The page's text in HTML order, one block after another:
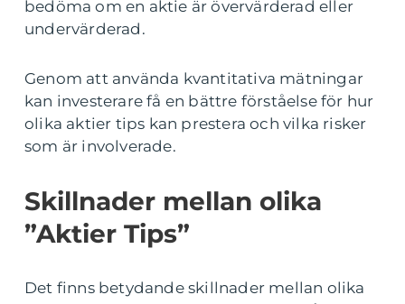
bedöma om en aktie är övervärderad eller
undervärderad.
Genom att använda kvantitativa mätningar
kan investerare få en bättre förståelse för hur
olika aktier tips kan prestera och vilka risker
som är involverade.
Skillnader mellan olika
”Aktier Tips”
Det finns betydande skillnader mellan olika